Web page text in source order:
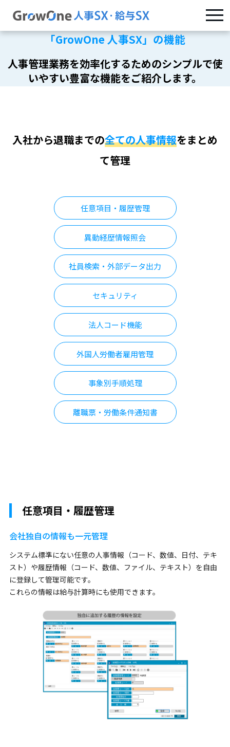
「GrowOne 人事SX」の機能
人事管理業務を効率化するためのシンプルで使
いやすい豊富な機能をご紹介します。
入社から退職までの全ての人事情報をまとめ
て管理
任意項目・履歴管理
異動経歴情報照会
社員検索・外部データ出力
セキュリティ
法人コード機能
外国人労働者雇用管理
事象別手順処理
離職票・労働条件通知書
任意項目・履歴管理
会社独自の情報も一元管理
システム標準にない任意の人事情報（コード、数値、日付、テキ
スト）や履歴情報（コード、数値、ファイル、テキスト）を自由
に登録して管理可能です。
これらの情報は給与計算時にも使用できます。